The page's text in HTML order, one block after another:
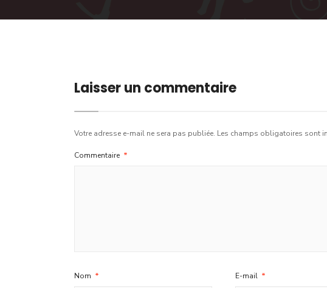
Laisser un commentaire
Votre adresse e-mail ne sera pas publiée. Les champs obligatoires sont
Commentaire *
Nom * E-mail *